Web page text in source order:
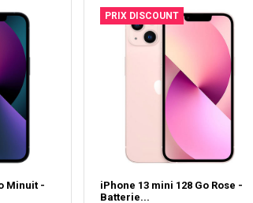
Minuit -
PRIX DISCOUNT
iPhone 13 mini 128 Go Rose -
Batterie...